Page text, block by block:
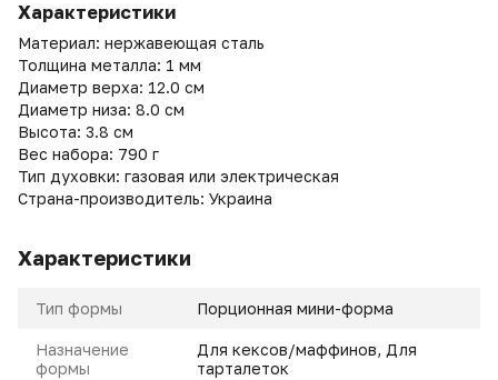
Характеристики
Материал: нержавеющая сталь
Толщина металла: 1 мм
Диаметр верха: 12.0 см
Диаметр низа: 8.0 см
Высота: 3.8 см
Вес набора: 790 г
Тип духовки: газовая или электрическая
Страна-производитель: Украина
Характеристики
Тип формы Порционная мини-форма
Назначение
формы
Для кексов/маффинов, Для
тарталеток